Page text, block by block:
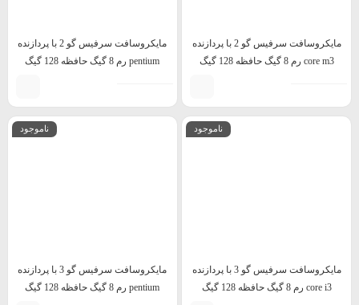
مایکروسافت سرفیس گو 2 با پردازنده
core m3 رم 8 گیگ حافظه 128 گیگ
مایکروسافت سرفیس گو 2 با پردازنده
pentium رم 8 گیگ حافظه 128 گیگ
ناموجود
مایکروسافت سرفیس گو 3 با پردازنده
core i3 رم 8 گیگ حافظه 128 گیگ
ناموجود
مایکروسافت سرفیس گو 3 با پردازنده
pentium رم 8 گیگ حافظه 128 گیگ